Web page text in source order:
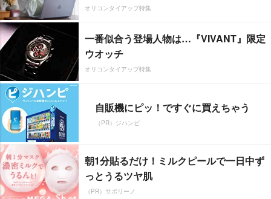
オリコンタイアップ特集
一番似合う登場人物は…『VIVANT』限定
ウオッチ
オリコンタイアップ特集
自販機にピッ！ですぐに買えちゃう
（PR）ジハンピ
朝1分貼るだけ！ミルクピールで一日中ず
っとうるツヤ肌
（PR）サボリーノ